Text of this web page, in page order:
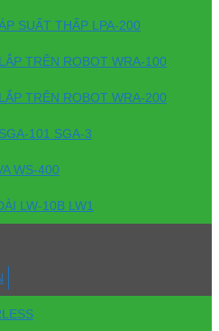
SUẤT THẤP LPA-200
TRÊN ROBOT WRA-100
TRÊN ROBOT WRA-200
101 SGA-3
WS-400
LW-10B LW1